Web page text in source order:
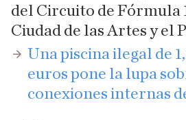
del Circuito de Fórmula
Ciudad de las Artes y el
Una piscina ilegal de
euros pone la lupa
conexiones internas